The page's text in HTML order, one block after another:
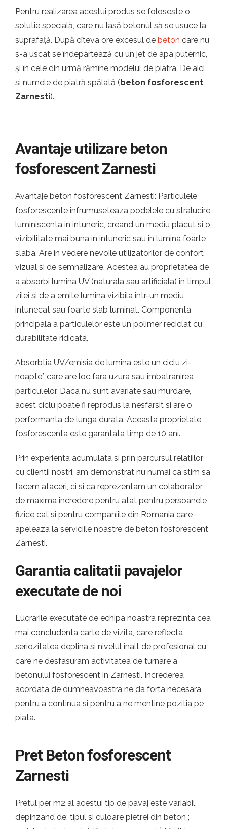
Pentru realizarea acestui produs se foloseste o
solutie specială, care nu lasă betonul să se usuce la
suprafață. După cîteva ore excesul de beton care nu
s-a uscat se îndepartează cu un jet de apa puternic,
și în cele din urmă rămîne modelul de piatra. De aici
si numele de piatră spălată (beton fosforescent
Zarnesti).
Avantaje utilizare beton
fosforescent Zarnesti
Avantaje beton fosforescent Zarnesti: Particulele
fosforescente infrumuseteaza podelele cu stralucire
luminiscenta in intuneric, creand un mediu placut si o
vizibilitate mai buna in intuneric sau in lumina foarte
slaba. Are in vedere nevoile utilizatorilor de confort
vizual si de semnalizare. Acestea au proprietatea de
a absorbi lumina UV (naturala sau artificiala) in timpul
zilei si de a emite lumina vizibila intr-un mediu
intunecat sau foarte slab luminat. Componenta
principala a particulelor este un polimer reciclat cu
durabilitate ridicata.
Absorbtia UV/emisia de lumina este un ciclu zi-
noapte* care are loc fara uzura sau imbatranirea
particulelor. Daca nu sunt avariate sau murdare,
acest ciclu poate fi reprodus la nesfarsit si are o
performanta de lunga durata. Aceasta proprietate
fosforescenta este garantata timp de 10 ani.
Prin experienta acumulata si prin parcursul relatiilor
cu clientii nostri, am demonstrat nu numai ca stim sa
facem afaceri, ci si ca reprezentam un colaborator
de maxima incredere pentru atat pentru persoanele
fizice cat si pentru companiile din Romania care
apeleaza la serviciile noastre de beton fosforescent
Zarnesti.
Garantia calitatii pavajelor
executate de noi
Lucrarile executate de echipa noastra reprezinta cea
mai concludenta carte de vizita, care reflecta
seriozitatea deplina si nivelul inalt de profesional cu
care ne desfasuram activitatea de turnare a
betonului fosforescent in Zarnesti. Increderea
acordata de dumneavoastra ne da forta necesara
pentru a continua si pentru a ne mentine pozitia pe
piata.
Pret Beton fosforescent
Zarnesti
Pretul per m2 al acestui tip de pavaj este variabil,
depinzand de: tipul si culoare pietrei din beton ;